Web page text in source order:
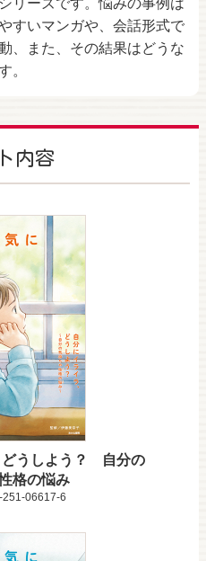
すいマンガや、会話形式で
、また、その結果はどうな
。
内容
どうしよう？ 自分の
格の悩み
251-06617-6